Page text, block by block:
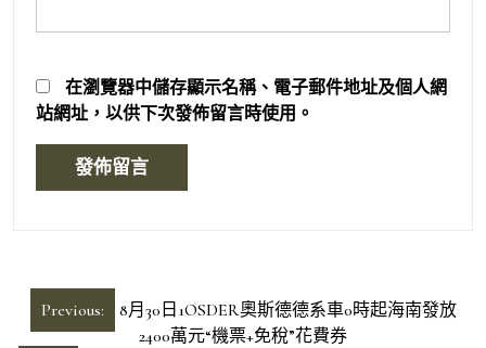
在瀏覽器中儲存顯示名稱、電子郵件地址及個人網
站網址，以供下次發佈留言時使用。
章
Previous:
8月30日1OSDER奧斯德德系車0時起海南發放
2400萬元“機票+免稅”花費券